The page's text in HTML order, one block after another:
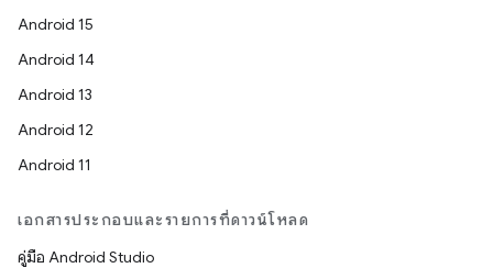
Android 15
Android 14
Android 13
Android 12
Android 11
เอกสารประกอบและรายการที่ดาวน์โหลด
คู่มือ Android Studio